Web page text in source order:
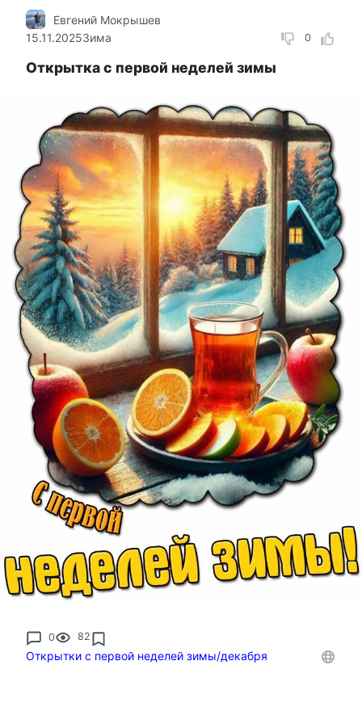
0
Евгений Мокрышев
15.11.2025Зима
Открытка с первой неделей зимы
0 82
Открытки с первой неделей зимы/декабря